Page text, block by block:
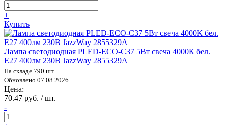
+
Купить
Лампа светодиодная PLED-ECO-C37 5Вт свеча 4000К бел.
E27 400лм 230В JazzWay 2855329A
На складе 790 шт.
Обновлено 07.08.2026
Цена:
70.47 руб. / шт.
-